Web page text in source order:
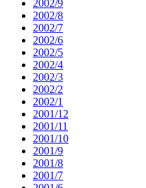
2002/9
2002/8
2002/7
2002/6
2002/5
2002/4
2002/3
2002/2
2002/1
2001/12
2001/11
2001/10
2001/9
2001/8
2001/7